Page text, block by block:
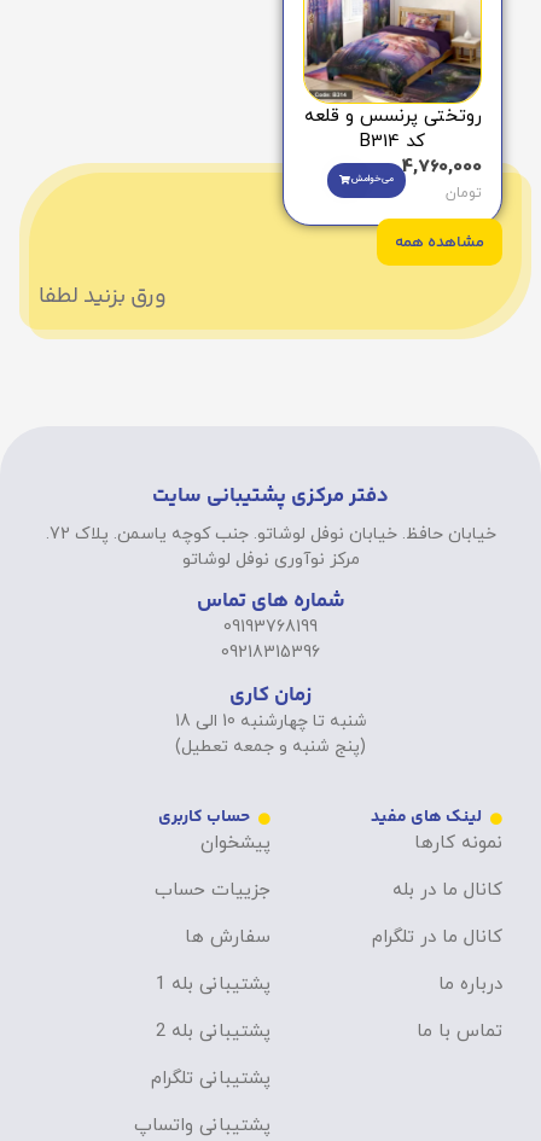
روتختی پرنسس و قلعه
کد B314
4,760,000
تومان
می‌خوامش
مشاهده همه
ورق بزنید لطفا
دفتر مرکزی پشتیبانی سایت
خیابان حافظ. خیابان نوفل لوشاتو. جنب کوچه یاسمن. پلاک 72.
مرکز نوآوری نوفل لوشاتو
شماره های تماس
09193768199
09218315396
زمان کاری
شنبه تا چهارشنبه 10 الی 18
(پنج شنبه و جمعه تعطیل)
لینک های مفید
نمونه کارها
کانال ما در بله
کانال ما در تلگرام
درباره ما
تماس با ما
حساب کاربری
پیشخوان
جزییات حساب
سفارش ها
پشتیبانی بله 1
پشتیبانی بله 2
پشتیبانی تلگرام
پشتیبانی واتساپ